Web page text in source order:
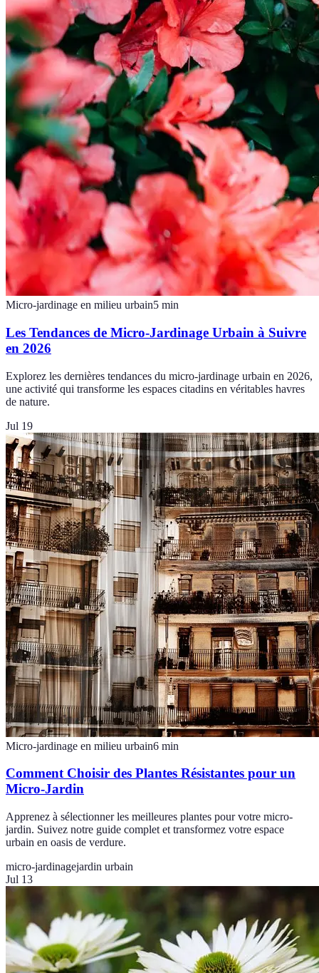
Micro-jardinage en milieu urbain5 min
Les Tendances de Micro-Jardinage Urbain à Suivre
en 2026
Explorez les dernières tendances du micro-jardinage urbain en 2026,
une activité qui transforme les espaces citadins en véritables havres
de nature.
Jul 19
Micro-jardinage en milieu urbain6 min
Comment Choisir des Plantes Résistantes pour un
Micro-Jardin
Apprenez à sélectionner les meilleures plantes pour votre micro-
jardin. Suivez notre guide complet et transformez votre espace
urbain en oasis de verdure.
micro-jardinagejardin urbain
Jul 13